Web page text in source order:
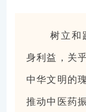
树立和
身利益，关
中华文明的
推动中医药